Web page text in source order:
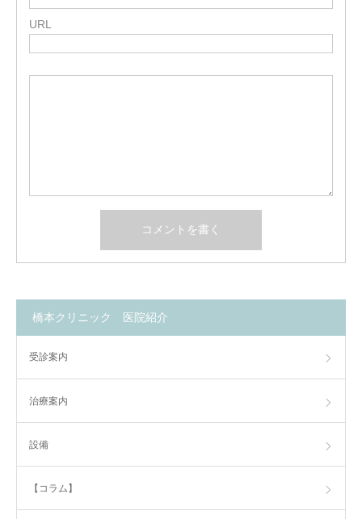
URL
橋本クリニック 医院紹介
受診案内
治療案内
設備
【コラム】